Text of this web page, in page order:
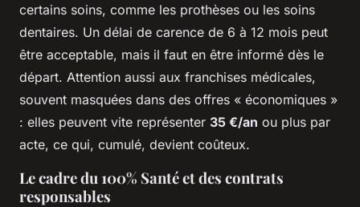
certains soins, comme les prothèses ou les soins
dentaires. Un délai de carence de 6 à 12 mois peut
être acceptable, mais il faut en être informé dès le
départ. Attention aussi aux franchises médicales,
souvent masquées dans des offres « économiques »
: elles peuvent vite représenter 35 €/an ou plus par
acte, ce qui, cumulé, devient coûteux.
Le cadre du 100% Santé et des contrats
responsables